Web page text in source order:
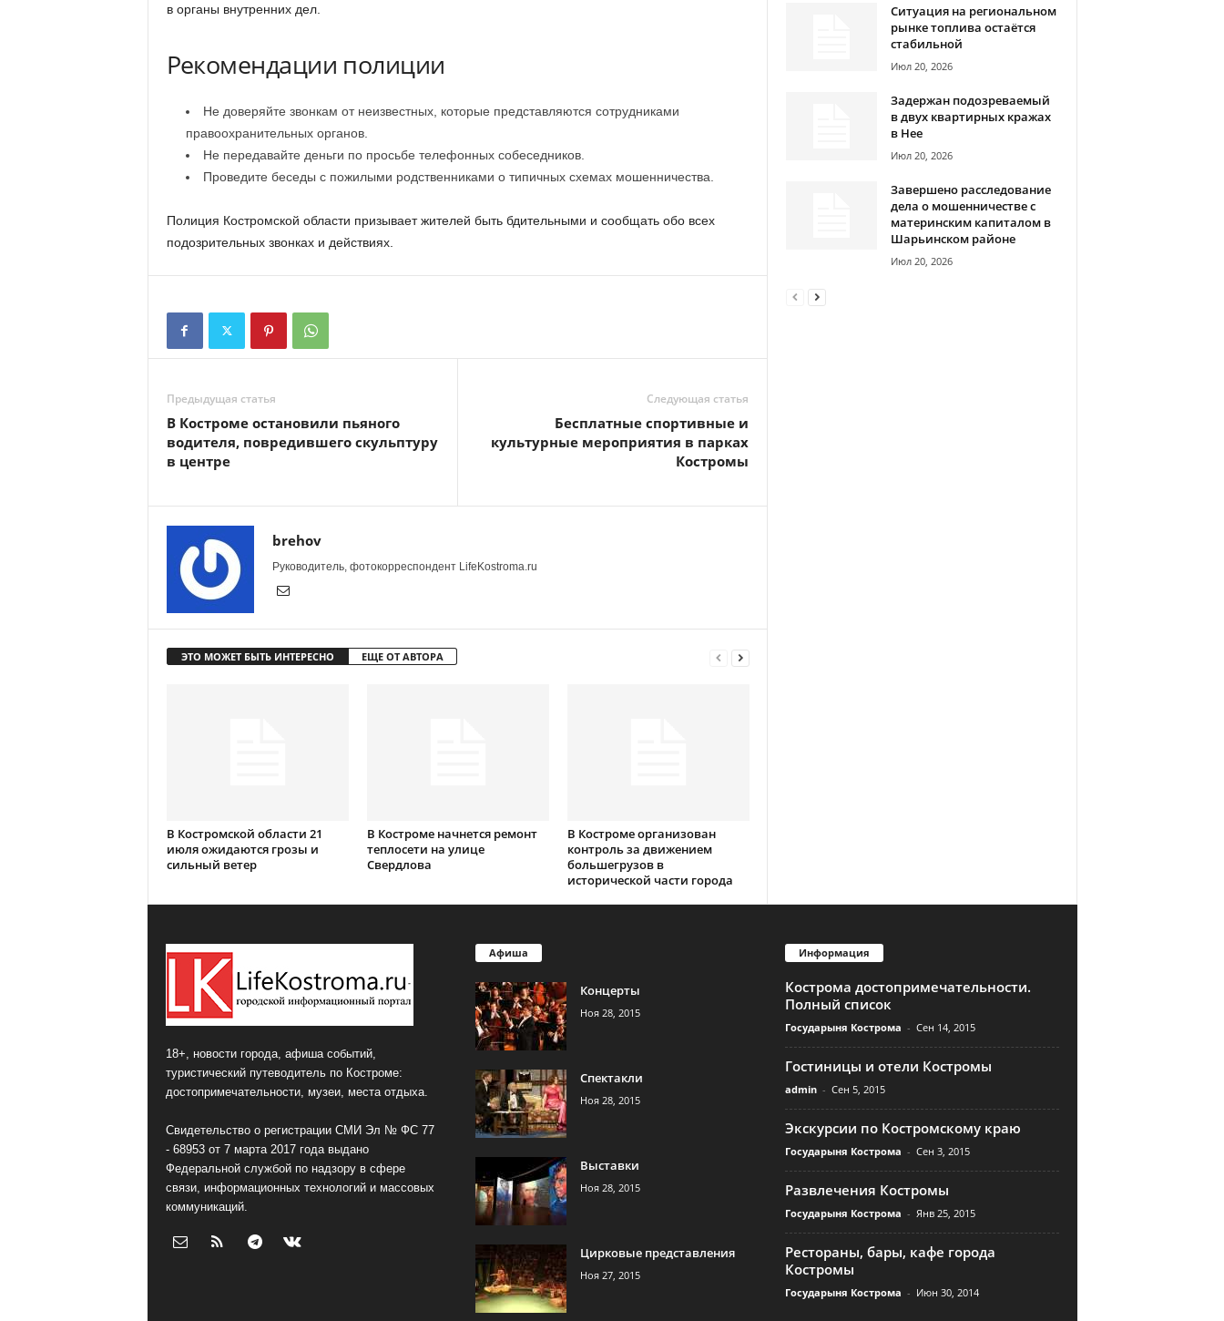
в органы внутренних дел.
Рекомендации полиции
Не доверяйте звонкам от неизвестных, которые представляются сотрудниками
правоохранительных органов.
Не передавайте деньги по просьбе телефонных собеседников.
Проведите беседы с пожилыми родственниками о типичных схемах мошенничества.
Полиция Костромской области призывает жителей быть бдительными и сообщать обо всех
подозрительных звонках и действиях.
Предыдущая статья
В Костроме остановили пьяного
водителя, повредившего скульптуру
в центре
Следующая статья
Бесплатные спортивные и
культурные мероприятия в парках
Костромы
brehov
Руководитель, фотокорреспондент LifeKostroma.ru
ЭТО МОЖЕТ БЫТЬ ИНТЕРЕСНО ЕЩЕ ОТ АВТОРА
В Костромской области 21
июля ожидаются грозы и
сильный ветер
В Костроме начнется ремонт
теплосети на улице
Свердлова
В Костроме организован
контроль за движением
большегрузов в
исторической части города
Ситуация на региональном
рынке топлива остаётся
стабильной
Июл 20, 2026
Задержан подозреваемый
в двух квартирных кражах
в Нее
Июл 20, 2026
Завершено расследование
дела о мошенничестве с
материнским капиталом в
Шарьинском районе
Июл 20, 2026
18+, новости города, афиша событий,
туристический путеводитель по Костроме:
достопримечательности, музеи, места отдыха.
Свидетельство о регистрации СМИ Эл № ФС 77
- 68953 от 7 марта 2017 года выдано
Федеральной службой по надзору в сфере
связи, информационных технологий и массовых
коммуникаций.
Афиша
Концерты
Ноя 28, 2015
Спектакли
Ноя 28, 2015
Выставки
Ноя 28, 2015
Цирковые представления
Ноя 27, 2015
Информация
Кострома достопримечательности.
Полный список
Государыня Кострома - Сен 14, 2015
Гостиницы и отели Костромы
admin - Сен 5, 2015
Экскурсии по Костромскому краю
Государыня Кострома - Сен 3, 2015
Развлечения Костромы
Государыня Кострома - Янв 25, 2015
Рестораны, бары, кафе города
Костромы
Государыня Кострома - Июн 30, 2014